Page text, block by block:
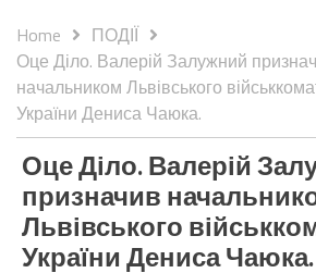
Home
ПОДІЇ
Оце Діло. Валерій Залужний
начальником Львівського
України Дениса Чаюка.
Оце Діло. Валерій
призначив
Львівського
України Дениса Чаюка.